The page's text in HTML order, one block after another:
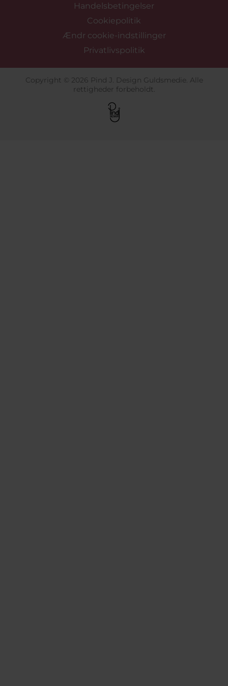
Handelsbetingelser
Cookiepolitik
Ændr cookie-indstillinger
Privatlivspolitik
Copyright © 2026 Pind J. Design Guldsmedie. Alle
rettigheder forbeholdt.